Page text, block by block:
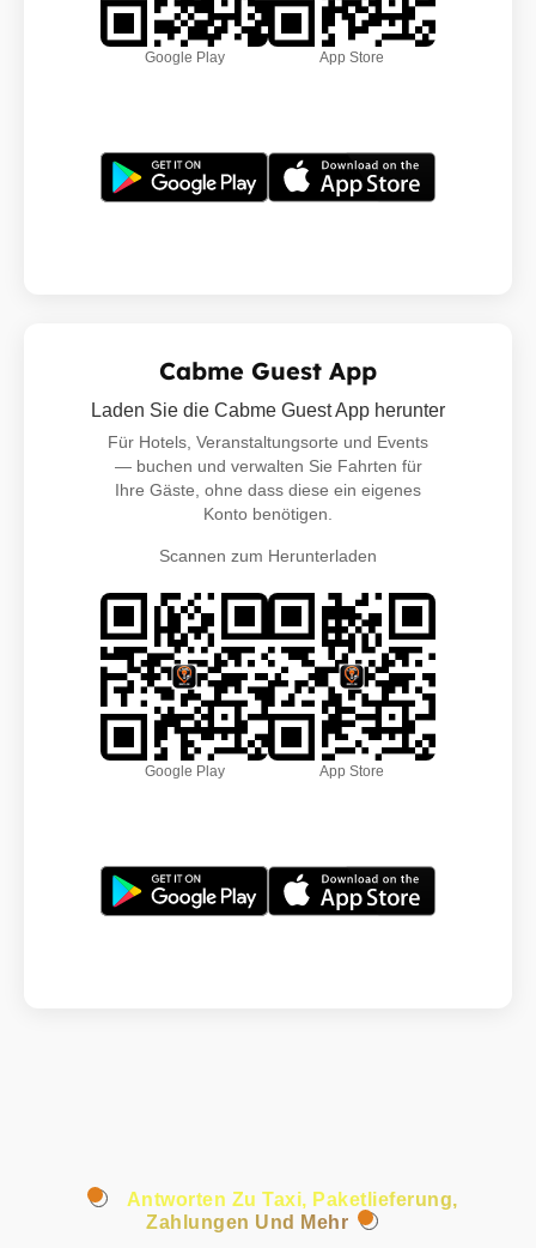
Google Play App Store
Cabme Guest App
Laden Sie die Cabme Guest App herunter
Für Hotels, Veranstaltungsorte und Events
— buchen und verwalten Sie Fahrten für
Ihre Gäste, ohne dass diese ein eigenes
Konto benötigen.
Scannen zum Herunterladen
Google Play App Store
Antworten Zu Taxi, Paketlieferung,
Zahlungen Und Mehr